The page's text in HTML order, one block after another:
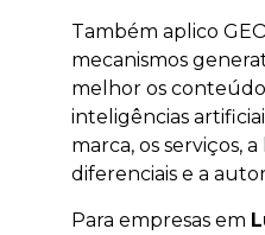
Também aplico
mecanismos
melhor os
inteligências
marca, os serviços,
diferenciais e a
Para empresas em